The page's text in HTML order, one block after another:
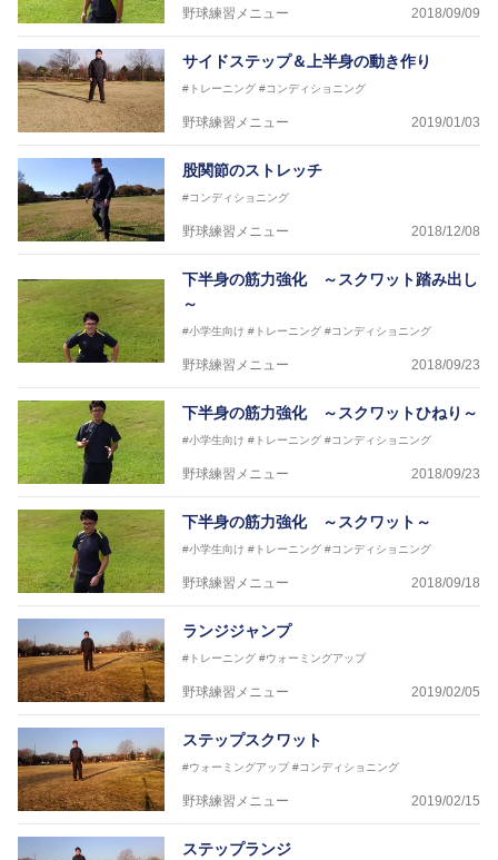
野球練習メニュー 2018/09/09
サイドステップ＆上半身の動き作り
#トレーニング #コンディショニング
野球練習メニュー 2019/01/03
股関節のストレッチ
#コンディショニング
野球練習メニュー 2018/12/08
下半身の筋力強化 ～スクワット踏み出し
～
#小学生向け #トレーニング #コンディショニング
野球練習メニュー 2018/09/23
下半身の筋力強化 ～スクワットひねり～
#小学生向け #トレーニング #コンディショニング
野球練習メニュー 2018/09/23
下半身の筋力強化 ～スクワット～
#小学生向け #トレーニング #コンディショニング
野球練習メニュー 2018/09/18
ランジジャンプ
#トレーニング #ウォーミングアップ
野球練習メニュー 2019/02/05
ステップスクワット
#ウォーミングアップ #コンディショニング
野球練習メニュー 2019/02/15
ステップランジ